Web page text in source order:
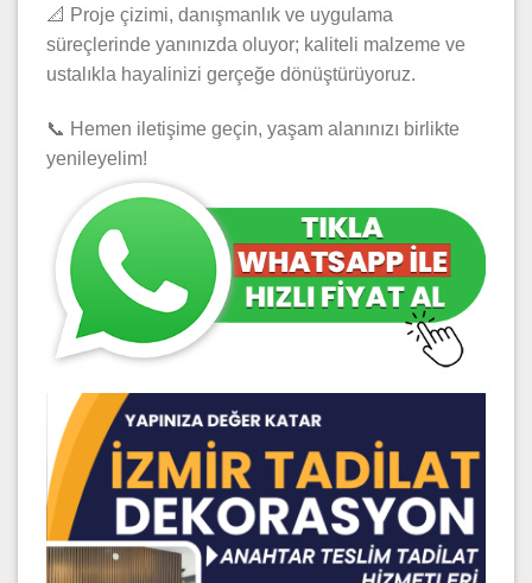
📐 Proje çizimi, danışmanlık ve uygulama
süreçlerinde yanınızda oluyor; kaliteli malzeme ve
ustalıkla hayalinizi gerçeğe dönüştürüyoruz.
📞 Hemen iletişime geçin, yaşam alanınızı birlikte
yenileyelim!